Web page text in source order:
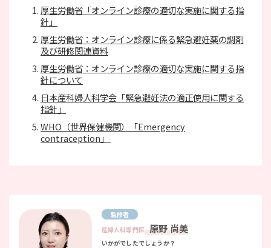
厚生労働省「オンライン診療の適切な実施に関する指
針」
厚生労働省：オンライン診療に係る緊急避妊薬の調剤
及び研修関連資料
厚生労働省：オンライン診療の適切な実施に関する指
針について
日本産科婦人科学会「緊急避妊法の適正使用に関する
指針」
WHO（世界保健機関）「Emergency
contraception」
監修者
産婦人科専門医 原野 尚美
いかがでしたでしょうか？